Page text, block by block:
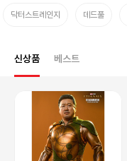
닥터스트레인지 데드풀
신상품 베스트